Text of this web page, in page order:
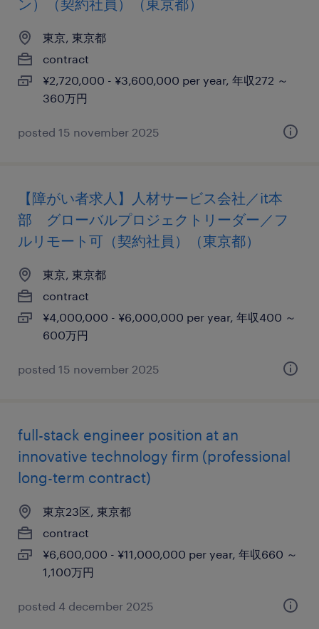
ン）（契約社員）（東京都）
東京, 東京都
contract
¥2,720,000 - ¥3,600,000 per year, 年収272 ～
360万円
posted 15 november 2025
【障がい者求人】人材サービス会社／it本
部 グローバルプロジェクトリーダー／フ
ルリモート可（契約社員）（東京都）
東京, 東京都
contract
¥4,000,000 - ¥6,000,000 per year, 年収400 ～
600万円
posted 15 november 2025
full-stack engineer position at an
innovative technology firm (professional
long-term contract)
東京23区, 東京都
contract
¥6,600,000 - ¥11,000,000 per year, 年収660 ～
1,100万円
posted 4 december 2025